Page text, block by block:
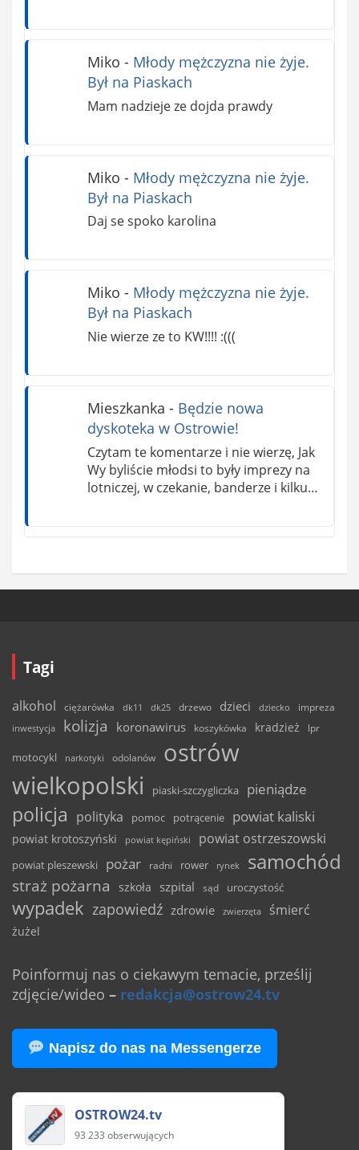
Miko - Młody mężczyzna nie żyje.
Był na Piaskach
Mam nadzieje ze dojda prawdy
Miko - Młody mężczyzna nie żyje.
Był na Piaskach
Daj se spoko karolina
Miko - Młody mężczyzna nie żyje.
Był na Piaskach
Nie wierze ze to KW!!!! :(((
Mieszkanka - Będzie nowa
dyskoteka w Ostrowie!
Czytam te komentarze i nie wierzę, Jak
Wy byliście młodsi to były imprezy na
lotniczej, w czekanie, banderze i kilku…
Tagi
alkohol ciężarówka dk11 dk25 drzewo dzieci dziecko
impreza
inwestycja
kolizja koronawirus koszykówka kradzież lpr
motocykl narkotyki odolanów
ostrów
wielkopolski
piaski-szczygliczka pieniądze
policja polityka pomoc potrącenie powiat kaliski
powiat krotoszyński powiat kępiński powiat ostrzeszowski
powiat pleszewski pożar radni rower rynek samochód
straż pożarna szkoła szpital sąd uroczystość
wypadek zapowiedź zdrowie zwierzęta śmierć
żużel
Poinformuj nas o ciekawym temacie, prześlij
zdjęcie/wideo – redakcja@ostrow24.tv
Napisz do nas na Messengerze
OSTROW24.tv
93 233 obserwujących